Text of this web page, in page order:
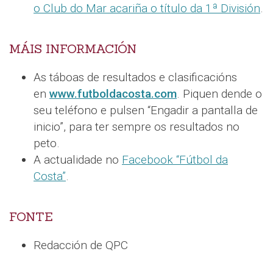
o Club do Mar acariña o título da 1ª División.
MÁIS INFORMACIÓN
As táboas de resultados e clasificacións
en www.futboldacosta.com. Piquen dende o
seu teléfono e pulsen “Engadir a pantalla de
inicio”, para ter sempre os resultados no
peto.
A actualidade no Facebook “Fútbol da
Costa”.
FONTE
Redacción de QPC